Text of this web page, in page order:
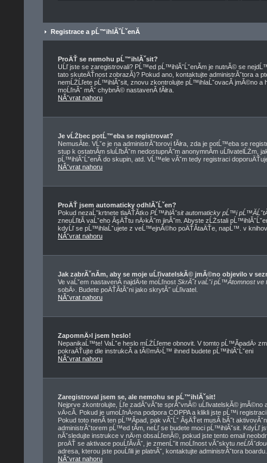
Registrace a pĹ™ihlĂˇĹˇenĂ­
ProÄŤ se nemohu pĹ™ihlĂˇsit?
UĹľ jste se zaregistrovali? PĹ™ed pĹ™ihlĂˇĹˇenĂ­m je nutnĂ© se
tato skuteÄŤnost zobrazĂ­)? Pokud ano, kontaktujte administrĂˇtora a
nemĹŻĹľete pĹ™ihlĂˇsit, znovu zkontrolujte pĹ™ihlaĹˇovacĂ­ jmĂ©no a
moĹľnĂˇ mĂˇ chybnĂ© nastavenĂ­ fĂłra.
NĂˇvrat nahoru
Je vĹŻbec potĹ™eba se registrovat?
NemusĂ­te. VĹˇe je na administrĂˇtorovi fĂłra, zda je potĹ™eba se
stup k ostatnĂ­m sluĹľbĂˇm nedostupnĂ˝m anonymnĂ­m uĹľivatelĹŻm,
pĹ™ihlĂˇĹˇenĂ­ do skupin, atd. VĹ™ele vĂˇm tedy registraci
NĂˇvrat nahoru
ProÄŤ jsem automaticky odhlĂˇĹˇen?
Pokud nezaĹˇkrtnete tlaÄŤĂ­tko PĹ™ihlĂˇsit automaticky pĹ™i pĹ™Ă­ĹˇtĂ­
zneuĹľitĂ­ vaĹˇeho ĂşÄŤtu nÄ›kĂ˝m jinĂ˝m. Abyste zĹŻstali
kdyĹľ se pĹ™ihlaĹˇujete z veĹ™ejnĂ©ho poÄŤĂ­taÄŤe, napĹ™. v
NĂˇvrat nahoru
Jak zabrĂˇnĂ­m, aby se moje uĹľivatelskĂ© jmĂ©no objevilo v
Ve vaĹˇem nastavenĂ­ najdÄ›te moĹľnost SkrĂ˝t vaĹˇi pĹ™Ă­tomnost ve
sobÄ›. Budete poÄŤĂ­tĂˇni jako skrytĂ˝ uĹľivatel.
NĂˇvrat nahoru
ZapomnÄ›l jsem heslo!
NepanikaĹ™te! VaĹˇe heslo mĹŻĹľeme obnovit. V tomto pĹ™Ă­padÄ›
pokraÄŤujte dle instrukcĂ­ a tĂ©mÄ›Ĺ™ ihned budete pĹ™ihlĂˇĹˇeni
NĂˇvrat nahoru
Zaregistroval jsem se, ale nemohu se pĹ™ihlĂˇsit!
Nejprve zkontrolujte, Ĺľe zadĂˇvĂˇte sprĂˇvnĂ© uĹľivatelskĂ©
vÄ›cĂ­. Pokud je umoĹľnÄ›na podpora COPPA a klikli jste pĹ™i
Pokud toto nenĂ­ ten pĹ™Ă­pad, pak vĂˇĹˇ ĂşÄŤet musĂ­ bĂ˝t
administrĂˇtorem pĹ™ed tĂ­m, neĹľ se budete moci pĹ™ihlĂˇsit. KdyĹľ
nĂˇsledujte instrukce v nÄ›m obsaĹľenĂ©, pokud jste tento email
proÄŤ se aktivace pouĹľĂ­vĂˇ, je zmenĹˇit moĹľnost vĂ˝skytu
adresa, kterou jste pouĹľili je platnĂˇ, kontaktujte administrĂˇtora boardu.
NĂˇvrat nahoru